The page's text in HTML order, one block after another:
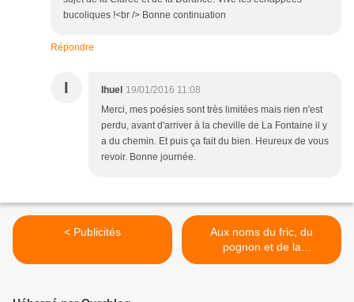
bucoliques !<br /> Bonne continuation
Répondre
I Ihuel 19/01/2016 11:08
Merci, mes poésies sont très limitées mais rien n'est
perdu, avant d'arriver à la cheville de La Fontaine il y
a du chemin. Et puis ça fait du bien. Heureux de vous
revoir. Bonne journée.
< Publicités
Aux noms du fric, du
pognon et de la
surpopulation >